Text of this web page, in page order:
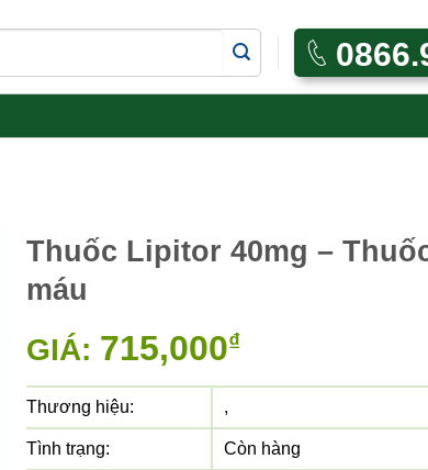
Thuốc Lipitor 40mg –
máu
GIÁ: 715,000₫
Thương hiệu: ,
Tình trạng: Còn hàng